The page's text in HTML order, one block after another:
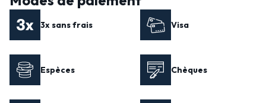
3x sans frais Visa
Espèces Chèques